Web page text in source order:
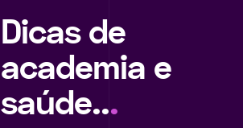
Dicas de
academia e
saúde...